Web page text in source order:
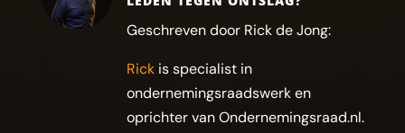
Geschreven door Rick de Jong:
Rickis specialist in
ondernemingsraadswerk en
oprichter van Ondernemingsraad.nl.